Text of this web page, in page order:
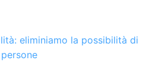
eliminiamo la possibilità di